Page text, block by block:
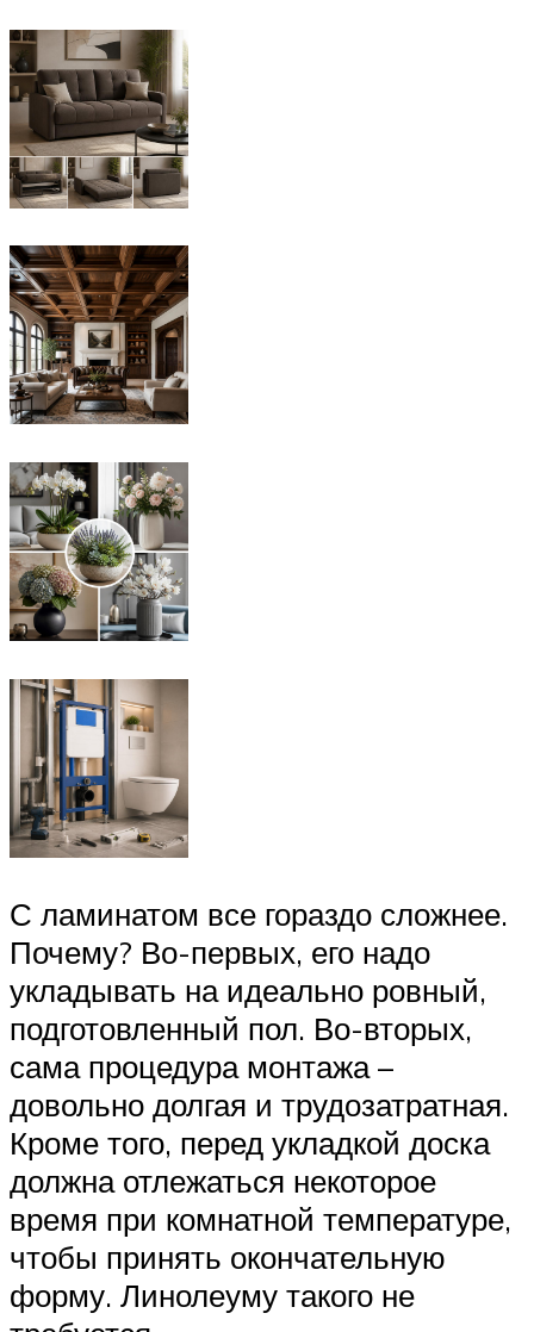
С ламинатом все гораздо сложнее.
Почему? Во-первых, его надо
укладывать на идеально ровный,
подготовленный пол. Во-вторых,
сама процедура монтажа –
довольно долгая и трудозатратная.
Кроме того, перед укладкой доска
должна отлежаться некоторое
время при комнатной температуре,
чтобы принять окончательную
форму. Линолеуму такого не